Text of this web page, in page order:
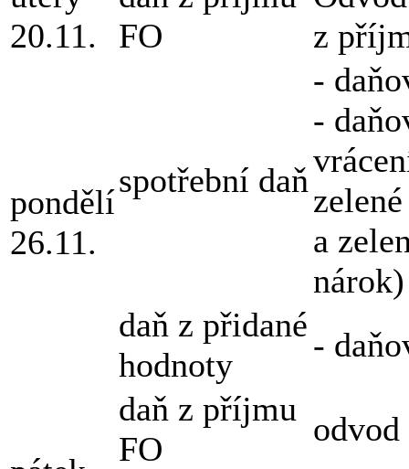
20.11.
FO
z
pondělí
26.11.
spotřební daň
-
-
a
nárok)
daň z přidané
hodnoty
-
daň z příjmu
FO
odvod